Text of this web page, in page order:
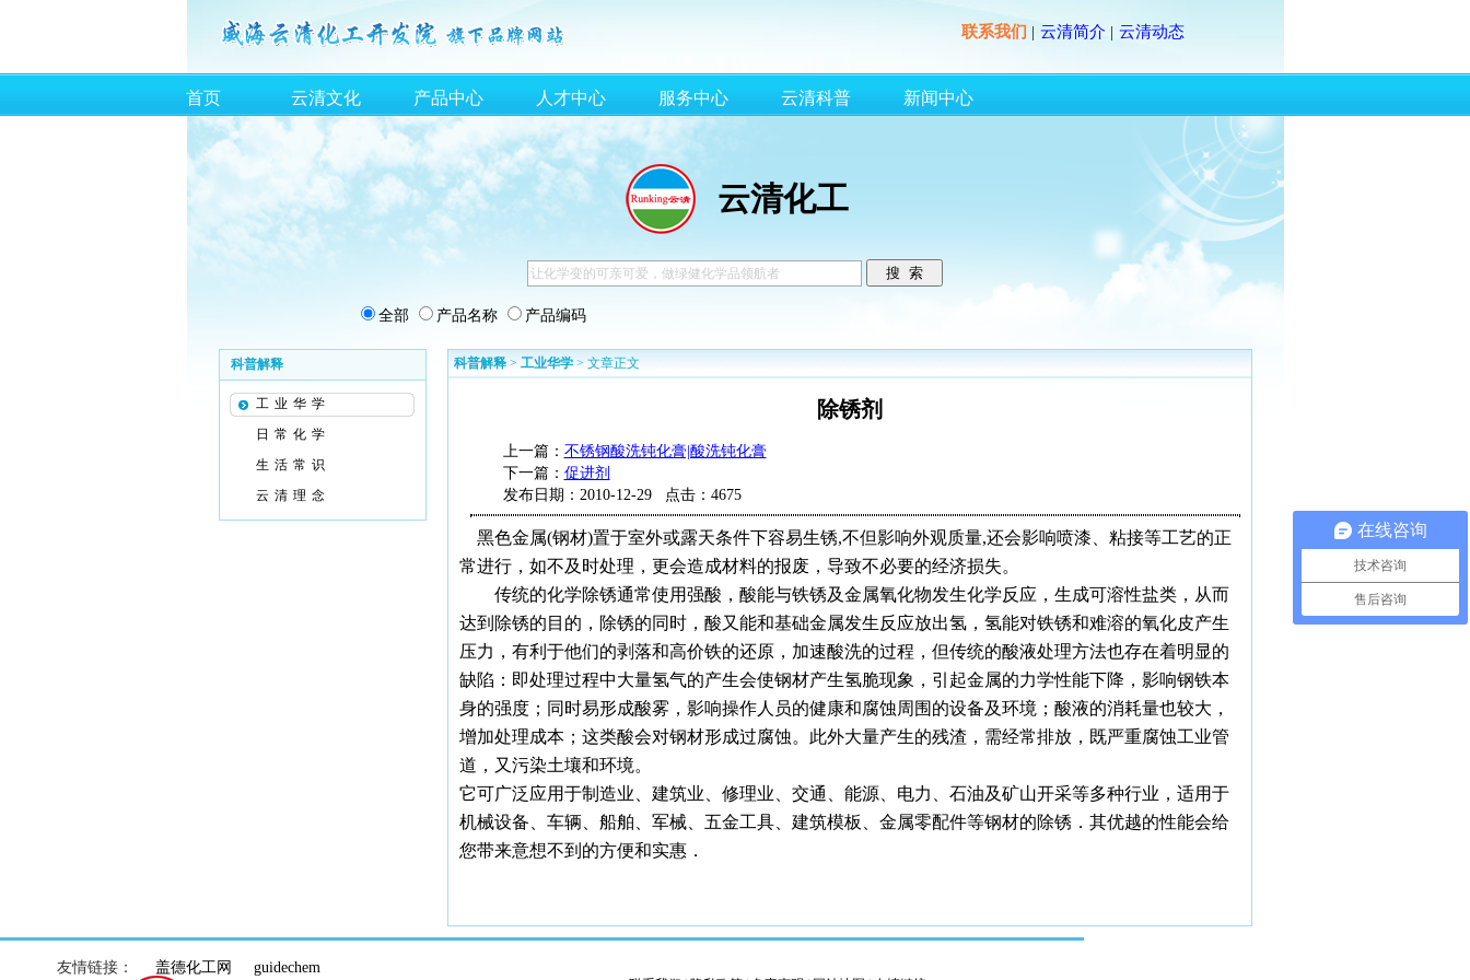
联系我们 云清简介 云清动态
首页 云清文化 产品中心 人才中心 服务中心 云清科普 新闻中心
云清化工
全部 产品名称 产品编码
科普解释
工业华学
日常化学
生活常识
云清理念
科普解释> 工业华学> 文章正文
除锈剂
上一篇： 不锈钢酸洗钝化膏|酸洗钝化膏
下一篇： 促进剂
发布日期：2010-12-29 点击：4675
黑色金属(钢材)置于室外或露天条件下容易生锈,不但影响外观质量,还会影响喷漆、粘接等工艺的正
常进行，如不及时处理，更会造成材料的报废，导致不必要的经济损失。
传统的化学除锈通常使用强酸，酸能与铁锈及金属氧化物发生化学反应，生成可溶性盐类，从而
达到除锈的目的，除锈的同时，酸又能和基础金属发生反应放出氢，氢能对铁锈和难溶的氧化皮产生
压力，有利于他们的剥落和高价铁的还原，加速酸洗的过程，但传统的酸液处理方法也存在着明显的
缺陷：即处理过程中大量氢气的产生会使钢材产生氢脆现象，引起金属的力学性能下降，影响钢铁本
身的强度；同时易形成酸雾，影响操作人员的健康和腐蚀周围的设备及环境；酸液的消耗量也较大，
增加处理成本；这类酸会对钢材形成过腐蚀。此外大量产生的残渣，需经常排放，既严重腐蚀工业管
道，又污染土壤和环境。
它可广泛应用于制造业、建筑业、修理业、交通、能源、电力、石油及矿山开采等多种行业，适用于
机械设备、车辆、船舶、军械、五金工具、建筑模板、金属零配件等钢材的除锈．其优越的性能会给
您带来意想不到的方便和实惠．
友情链接： 盖德化工网 guidechem
在线咨询
技术咨询
售后咨询